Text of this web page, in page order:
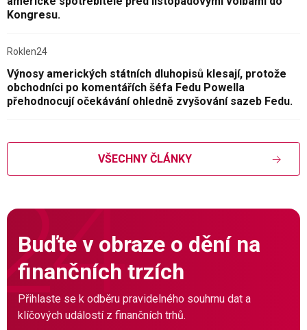
Kongresu.
Roklen24
Výnosy amerických státních dluhopisů klesají, protože
obchodníci po komentářích šéfa Fedu Powella
přehodnocují očekávání ohledně zvyšování sazeb Fedu.
VŠECHNY ČLÁNKY
Buďte v obraze o dění na
finančních trzích
Přihlaste se k odběru pravidelného souhrnu dat a
klíčových událostí z finančních trhů.